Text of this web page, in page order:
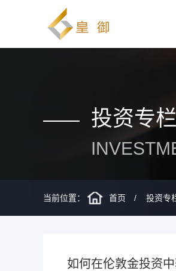
投资专
当前位置： 首页 投资专
如何在伦敦金投资中